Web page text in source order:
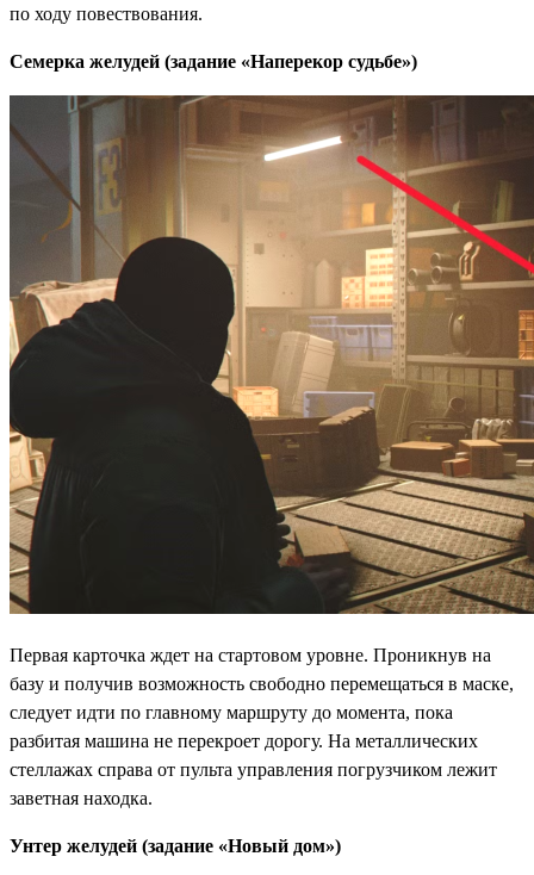
по ходу повествования.
Семерка желудей (задание «Наперекор судьбе»)
Первая карточка ждет на стартовом уровне. Проникнув на
базу и получив возможность свободно перемещаться в маске,
следует идти по главному маршруту до момента, пока
разбитая машина не перекроет дорогу. На металлических
стеллажах справа от пульта управления погрузчиком лежит
заветная находка.
Унтер желудей (задание «Новый дом»)